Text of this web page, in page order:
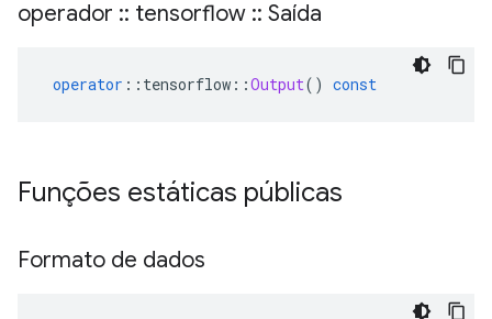
operador :: tensorflow :: Saída
operator :: tensorflow ::Output() const
Funções estáticas públicas
Formato de dados